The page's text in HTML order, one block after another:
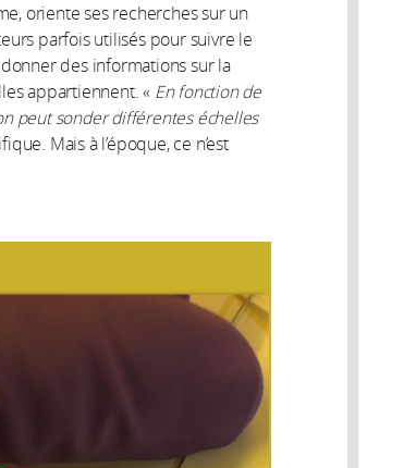
oriente ses recherches sur un
parfois utilisés pour suivre le
des informations sur la
appartiennent. « En fonction de
peut sonder différentes échelles
Mais à l’époque, ce n’est